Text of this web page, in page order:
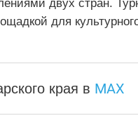
двух стран.
для
края в MAX